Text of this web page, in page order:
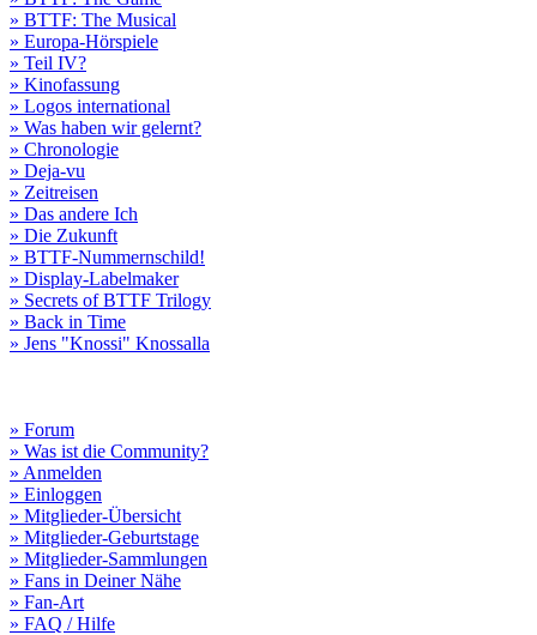
» BTTF: The Musical
» Europa-Hörspiele
» Teil IV?
» Kinofassung
» Logos international
» Was haben wir gelernt?
» Chronologie
» Deja-vu
» Zeitreisen
» Das andere Ich
» Die Zukunft
» BTTF-Nummernschild!
» Display-Labelmaker
» Secrets of BTTF Trilogy
» Back in Time
» Jens "Knossi" Knossalla
» Forum
» Was ist die Community?
» Anmelden
» Einloggen
» Mitglieder-Übersicht
» Mitglieder-Geburtstage
» Mitglieder-Sammlungen
» Fans in Deiner Nähe
» Fan-Art
» FAQ / Hilfe